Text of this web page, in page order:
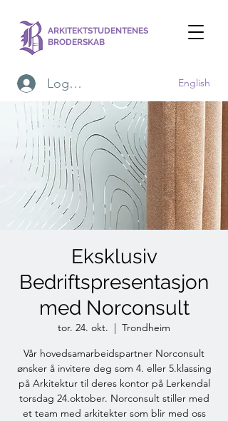
ARKITEKTSTUDENTENES
BRODERSKAB
English
Logg inn
Eksklusiv
Bedriftspresentasjon
med Norconsult
tor. 24. okt.
  |
Trondheim
Vår hovedsamarbeidspartner Norconsult
ønsker å invitere deg som 4. eller 5.klassing
på Arkitektur til deres kontor på Lerkendal
torsdag 24.oktober. Norconsult stiller med
et team med arkitekter som blir med oss